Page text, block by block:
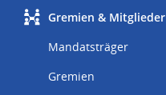
Gremien & Mitglieder
Mandatsträger
Gremien